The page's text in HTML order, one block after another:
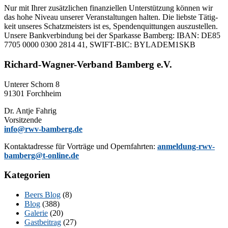
Nur mit Ih­rer zu­sätz­li­chen fi­nan­zi­el­len Un­ter­stüt­zung kön­nen wir
das hohe Ni­veau un­se­rer Ver­an­stal­tun­gen hal­ten. Die liebs­te Tä­tig­
keit un­se­res Schatz­meis­ters ist es, Spen­den­quit­tun­gen aus­zu­stel­len.
Un­se­re Bank­ver­bin­dung bei der Spar­kas­se Bam­berg: IBAN: DE85
7705 0000 0300 2814 41, SWIFT-BIC: BYLADEM1SKB
Richard-Wagner-Verband Bamberg e.V.
Un­te­rer Schorn 8
91301 Forchheim
Dr. Ant­je Fahrig
Vorsitzende
info@rwv-bamberg.de
Kon­takt­adres­se für Vor­trä­ge und Opern­fahr­ten: anmeldung-rwv-
bamberg@t-online.de
Kategorien
Beers Blog (8)
Blog (388)
Galerie (20)
Gastbeitrag (27)